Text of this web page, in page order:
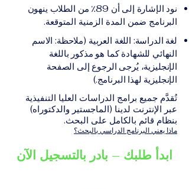
الإلكترونيقد يُطلب تقديم
مستندات إضافية حسب
البرنامج والمؤسسة التعليمية
الأكاديمية المناسبة للبرنامج،
والتي تصدر عن المؤسسة
التعليمية المسؤولة عن تقديم
البرنامج ضمن شبكة VBNN
Smart Education Group.
نود الإشارة إلى أن 89٪ من الطلاب ينهون
البرنامج ضمن المدة الزمنية المتوقعة.
لغة الدراسة: اللغة العربية (ملاحظة: الاسم
النهائي للشهادة كما هو مذكور باللغة
الإنجليزية، يُرجى الرجوع إلى الصفحة
الإنجليزية لهذا البرنامج.)
تُقدَّم جميع برامج الدراسات العليا التنفيذية
عبر الإنترنت لدينا (الماجستير والدكتوراه)
بنظام قائم بالكامل على البحث.
ماذا يعني البرنامج الدراسي بالبحث؟
ابدأ طلبك – بادر بالتسجيل الآن